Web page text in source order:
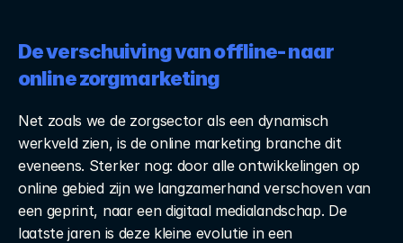
De verschuiving van offline- naar
online zorgmarketing
Net zoals we de zorgsector als een dynamisch
werkveld zien, is de online marketing branche dit
eveneens. Sterker nog: door alle ontwikkelingen op
online gebied zijn we langzamerhand verschoven van
een geprint, naar een digitaal medialandschap. De
laatste jaren is deze kleine evolutie in een